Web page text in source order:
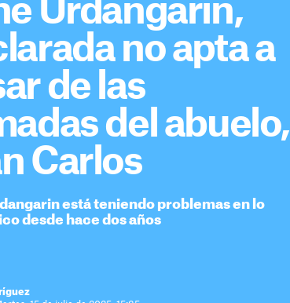
Urdangarin,
no apta a
de las
del abuelo,
Carlos
está teniendo problemas en lo
desde hace dos años